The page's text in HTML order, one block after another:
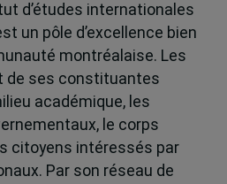
d’études internationales
un pôle d’excellence bien
montréalaise. Les
de ses constituantes
académique, les
le corps
citoyens intéressés par
Par son réseau de